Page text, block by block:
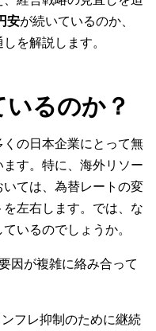
安が続いているのか、
を解説します。
るのか？
くの日本企業にとって無
す。特に、海外リソー
いては、為替レートの変
左右します。では、な
いるのでしょうか。
因が複雑に絡み合って
フレ抑制のために継続